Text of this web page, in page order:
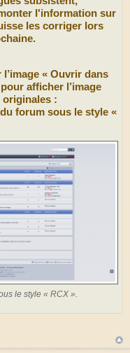
l'information sur
les corriger lors
« Ouvrir dans
afficher l’image
originales :
du forum sous le style «
le style « RCX ».